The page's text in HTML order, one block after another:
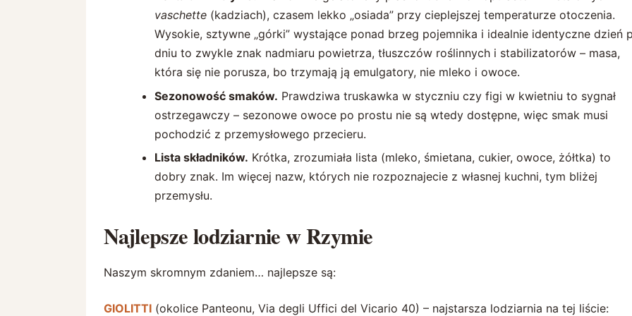
vaschette (kadziach), czasem lekko „osiada” przy cieplejszej temperaturze otoczenia.
Wysokie, sztywne „górki” wystające ponad brzeg pojemnika i idealnie identyczne dzień
dniu to zwykle znak nadmiaru powietrza, tłuszczów roślinnych i stabilizatorów – masa,
która się nie porusza, bo trzymają ją emulgatory, nie mleko i owoce.
Sezonowość smaków. Prawdziwa truskawka w styczniu czy figi w kwietniu to sygnał
ostrzegawczy – sezonowe owoce po prostu nie są wtedy dostępne, więc smak musi
pochodzić z przemysłowego przecieru.
Lista składników. Krótka, zrozumiała lista (mleko, śmietana, cukier, owoce, żółtka) to
dobry znak. Im więcej nazw, których nie rozpoznajecie z własnej kuchni, tym bliżej
przemysłu.
Najlepsze lodziarnie w Rzymie
Naszym skromnym zdaniem… najlepsze są:
GIOLITTI (okolice Panteonu, Via degli Uffici del Vicario 40) – najstarsza lodziarnia na tej liście: